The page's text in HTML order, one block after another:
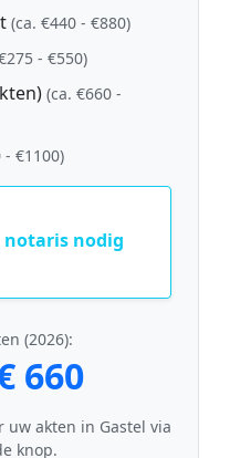
(ca. €440 - €880)
- €550)
(ca. €660 -
- €1100)
notaris nodig
(2026):
660
uw akten in Gastel via
knop.